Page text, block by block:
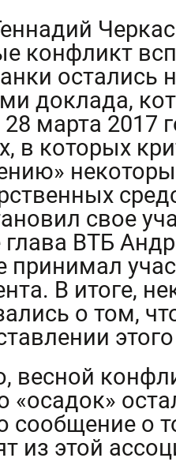
конфликт
доклада,
28 марта 2017
в которых
свое
глава ВТБ
принимал
В итоге,
о том,
весной
«осадок»
сообщение о
из этой